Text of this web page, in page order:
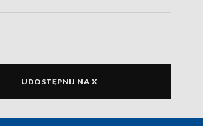
UDOSTĘPNIJ NA X